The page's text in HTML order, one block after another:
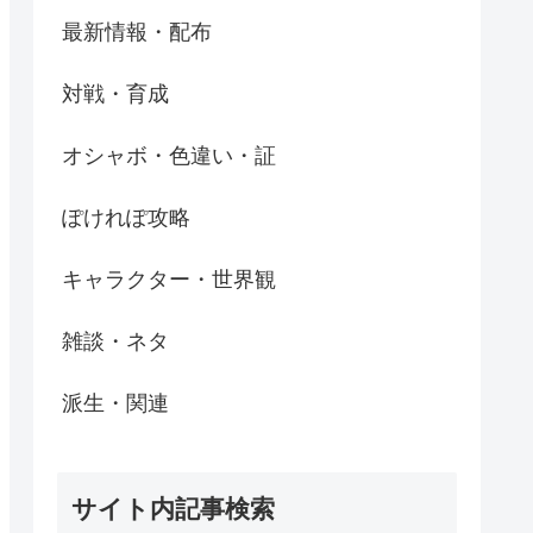
最新情報・配布
対戦・育成
オシャボ・色違い・証
ぽけれぽ攻略
キャラクター・世界観
雑談・ネタ
派生・関連
サイト内記事検索